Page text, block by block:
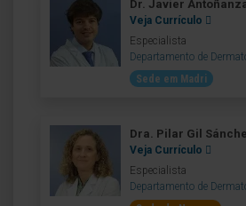
Dr. Javier
Veja Currículo
Especialista
Departamento de
Sede em Madri
Dra. Pilar Gil
Veja Currículo
Especialista
Departamento de